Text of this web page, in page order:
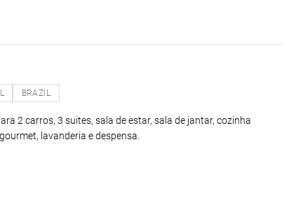
BRAZIL
2 carros, 3 suites, sala de estar, sala de jantar, cozinha
lavanderia e despensa.